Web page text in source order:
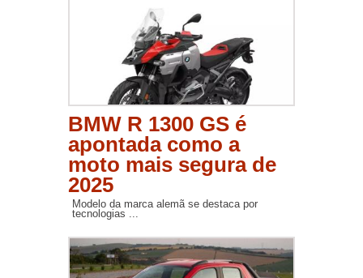
BMW R 1300 GS é
apontada como a
moto mais segura de
2025
Modelo da marca alemã se destaca por
tecnologias ...